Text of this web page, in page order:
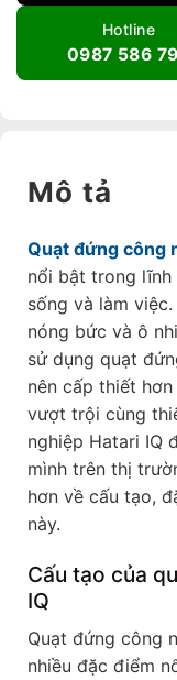
Hotline
0987 586
Mô tả
Quạt đứng công
nổi bật trong
sống và làm
nóng bức và ô
sử dụng quạt
nên cấp thiết
vượt trội cùng
nghiệp Hatari IQ
mình trên thị
hơn về cấu tạo,
này.
Cấu tạo của
IQ
Quạt đứng công
nhiều đặc điểm